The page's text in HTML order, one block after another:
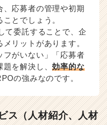
、応募者の管理や初期
とでしょう。
て委託することで、企
リットがあります。
フがいない」「応募者
題を解決し、効率的な
の強みなのです。
ス（人材紹介、人材